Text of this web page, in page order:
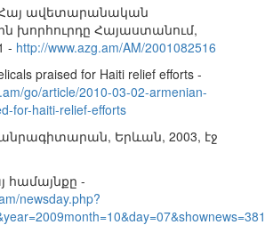
Հայ ավետարանական
խորհուրդը Հայաստանում,
- http://www.azg.am/AM/2001082516
praised for Haiti relief efforts -
go/article/2010-03-02-armenian-
for-haiti-relief-efforts
Երևան, 2003, էջ
համայնքը -
newsday.php?